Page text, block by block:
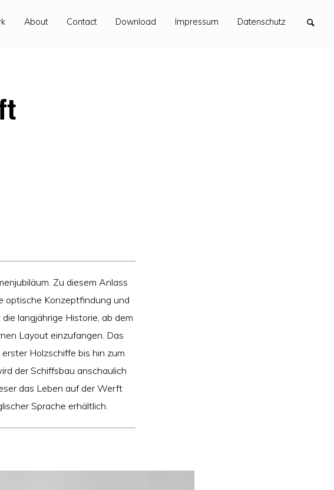
About Contact Download Impressum Datenschutz
Zu diesem Anlass
optische Konzeptfindung und
langjährige Historie, ab dem
Layout einzufangen. Das
Holzschiffe bis hin zum
der Schiffsbau anschaulich
das Leben auf der Werft
Sprache erhältlich.